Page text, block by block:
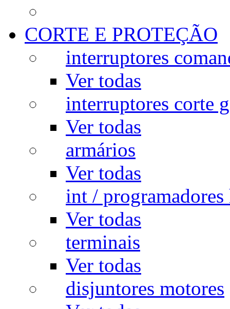
CORTE E PROTEÇÃO
interruptores
Ver todas
interruptores corte
Ver todas
armários
Ver todas
int / programadores
Ver todas
terminais
Ver todas
disjuntores motores